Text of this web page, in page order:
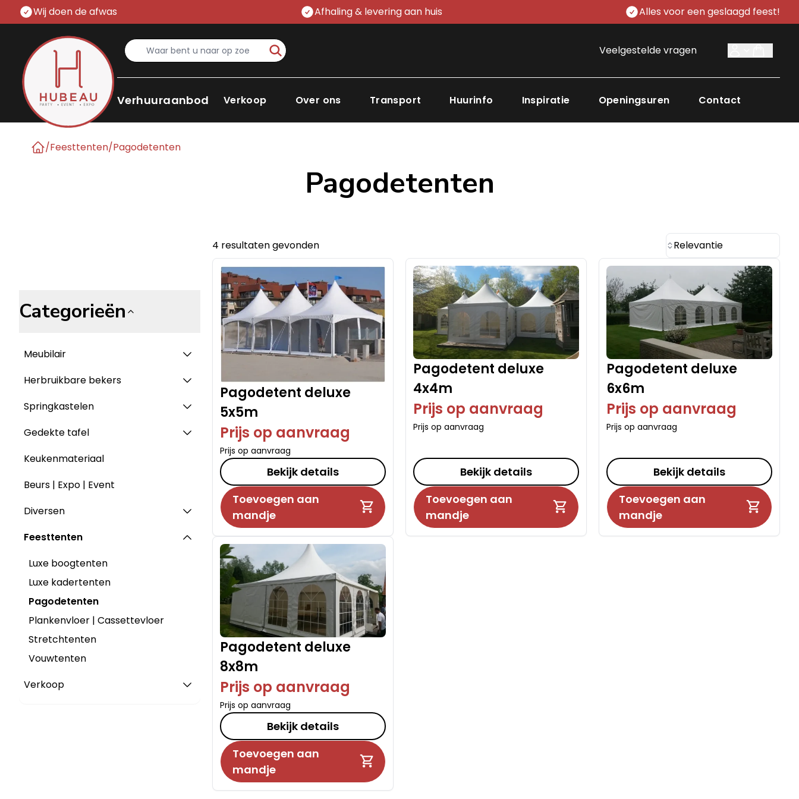
Wij doen de afwas Afhaling & levering aan huis Alles voor een geslaagd feest!
Search Veelgestelde vragen
Verhuuraanbod Verkoop Over ons Transport Huurinfo Inspiratie Openingsuren Contact
/Feesttenten/Pagodetenten
Pagodetenten
Categorieën
Meubilair
Herbruikbare bekers
Springkastelen
Gedekte tafel
Keukenmateriaal
Beurs | Expo | Event
Diversen
Feesttenten
Luxe boogtenten
Luxe kadertenten
Pagodetenten
Plankenvloer | Cassettevloer
Stretchtenten
Vouwtenten
Verkoop
4 resultaten gevonden Relevantie
Pagodetent deluxe
5x5m
Prijs op aanvraag
Prijs op aanvraag
Bekijk details
Toevoegen aan
mandje
Pagodetent deluxe
4x4m
Prijs op aanvraag
Prijs op aanvraag
Bekijk details
Toevoegen aan
mandje
Pagodetent deluxe
6x6m
Prijs op aanvraag
Prijs op aanvraag
Bekijk details
Toevoegen aan
mandje
Pagodetent deluxe
8x8m
Prijs op aanvraag
Prijs op aanvraag
Bekijk details
Toevoegen aan
mandje